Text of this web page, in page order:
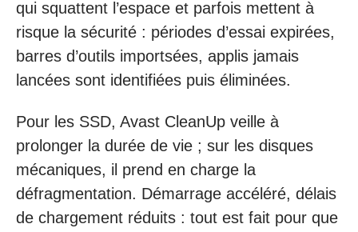
qui squattent l’espace et parfois mettent à
risque la sécurité : périodes d’essai expirées,
barres d’outils importsées, applis jamais
lancées sont identifiées puis éliminées.
Pour les SSD, Avast CleanUp veille à
prolonger la durée de vie ; sur les disques
mécaniques, il prend en charge la
défragmentation. Démarrage accéléré, délais
de chargement réduits : tout est fait pour que